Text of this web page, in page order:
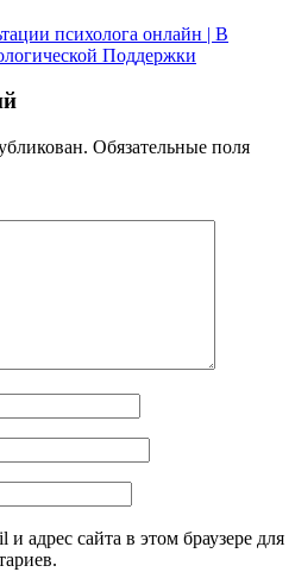
психолога онлайн | В
Поддержки
Обязательные поля
адрес сайта в этом браузере для